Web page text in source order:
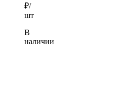
₽/
шт
В
наличии